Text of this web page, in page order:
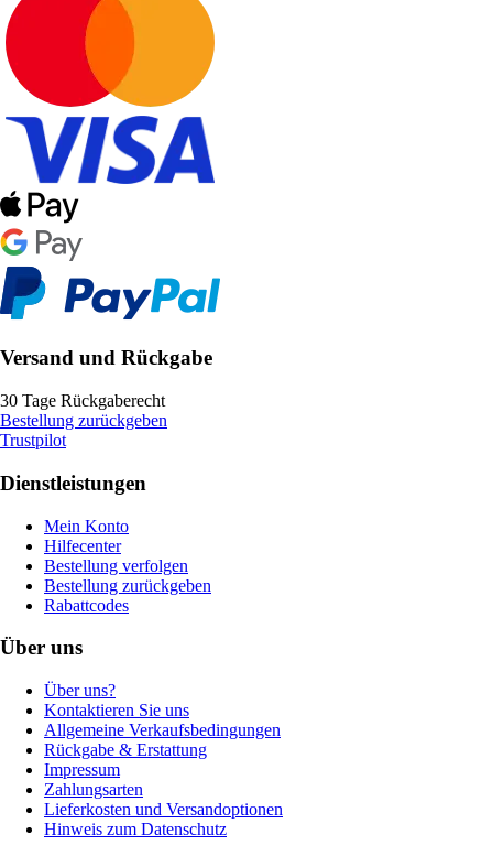
Versand und Rückgabe
30 Tage Rückgaberecht
Bestellung zurückgeben
Trustpilot
Dienstleistungen
Mein Konto
Hilfecenter
Bestellung verfolgen
Bestellung zurückgeben
Rabattcodes
Über uns
Über uns?
Kontaktieren Sie uns
Allgemeine Verkaufsbedingungen
Rückgabe & Erstattung
Impressum
Zahlungsarten
Lieferkosten und Versandoptionen
Hinweis zum Datenschutz